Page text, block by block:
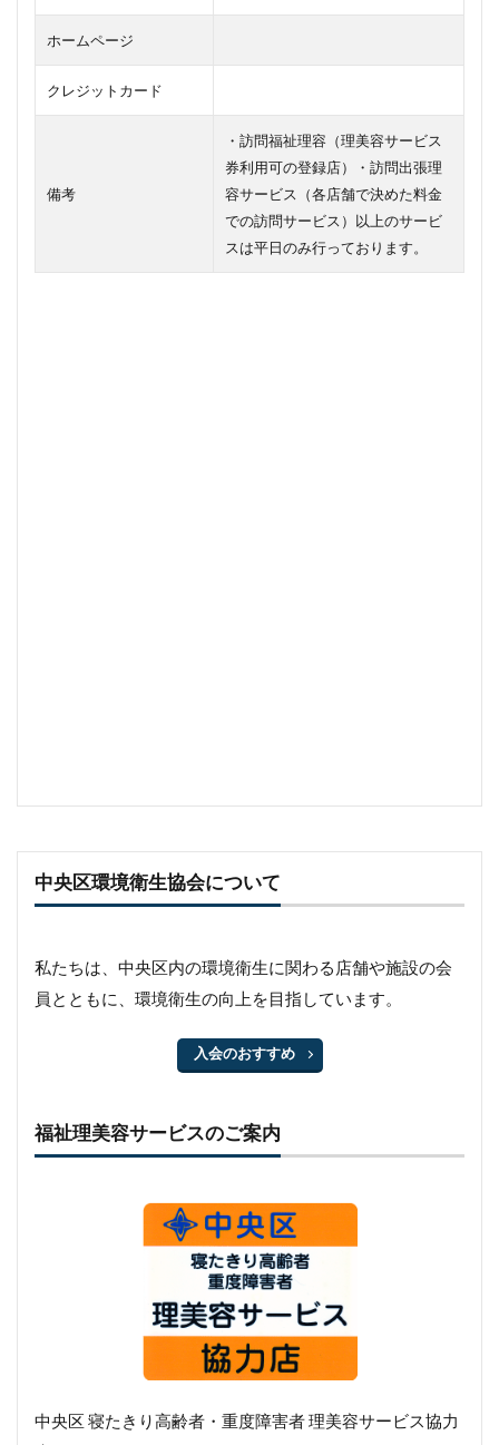
ホームページ
クレジットカード
備考
・訪問福祉理容（理美容サービス
券利用可の登録店）・訪問出張理
容サービス（各店舗で決めた料金
での訪問サービス）以上のサービ
スは平日のみ行っております。
中央区環境衛生協会について
私たちは、中央区内の環境衛生に関わる店舗や施設の会
員とともに、環境衛生の向上を目指しています。
入会のおすすめ
福祉理美容サービスのご案内
中央区 寝たきり高齢者・重度障害者 理美容サービス協力